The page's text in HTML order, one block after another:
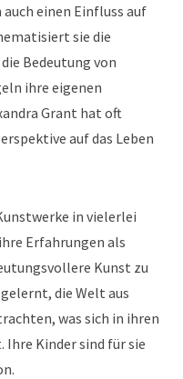
einen Einfluss auf
sie die
Bedeutung von
ihre eigenen
Grant hat oft
auf das Leben
in vielerlei
Erfahrungen als
Kunst zu
die Welt aus
was sich in ihren
Kinder sind für sie